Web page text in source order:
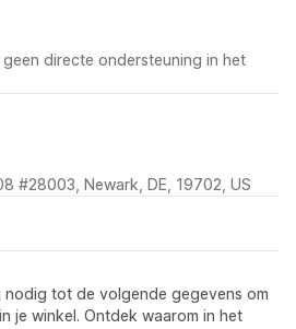
directe ondersteuning in het
#28003, Newark, DE, 19702, US
tot de volgende gegevens om
je winkel. Ontdek waarom in het